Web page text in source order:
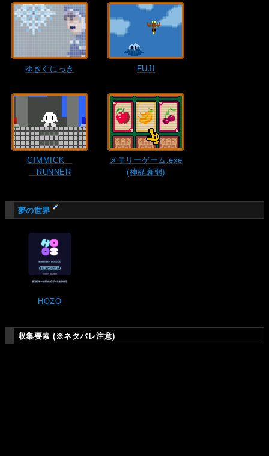
ゆきぐにっき FUJI
GIMMICK
RUNNER
メモリーゲーム.exe
(神経衰弱)
夢の世界
HOZO
収集要素 (※ネタバレ注意)